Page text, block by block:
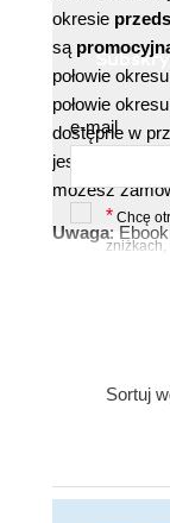
okresie
są
połowie
połowie
dostępne w
jest to
możesz
Uwaga:
się w
z promocji
płatność
e-mail
*
Sortuj